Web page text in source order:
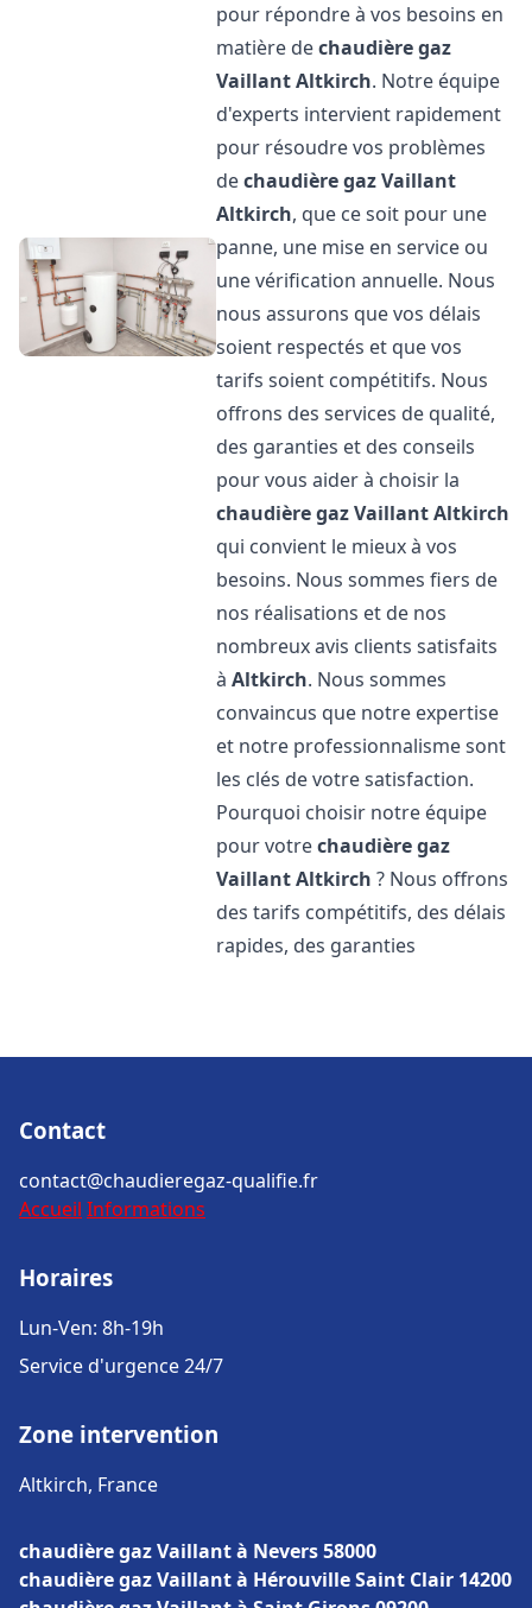
pour répondre à vos besoins en
matière dechaudière gaz
VaillantAltkirch. Notre équipe
d'experts intervient rapidement
pour résoudre vos problèmes
dechaudière gaz Vaillant
Altkirch, que ce soit pour une
panne, une mise en service ou
une vérification annuelle. Nous
nous assurons que vos délais
soient respectés et que vos
tarifs soient compétitifs. Nous
offrons des services de qualité,
des garanties et des conseils
pour vous aider à choisir la
chaudière gaz VaillantAltkirch
qui convient le mieux à vos
besoins. Nous sommes fiers de
nos réalisations et de nos
nombreux avis clients satisfaits
àAltkirch. Nous sommes
convaincus que notre expertise
et notre professionnalisme sont
les clés de votre satisfaction.
Pourquoi choisir notre équipe
pour votrechaudière gaz
VaillantAltkirch ? Nous offrons
des tarifs compétitifs, des délais
rapides, des garanties
Contact
contact@chaudieregaz-qualifie.fr
Accueil Informations
Horaires
Lun-Ven: 8h-19h
Service d'urgence 24/7
Zone intervention
Altkirch, France
chaudière gaz Vaillant à Nevers 58000
chaudière gaz Vaillant à Hérouville Saint Clair 14200